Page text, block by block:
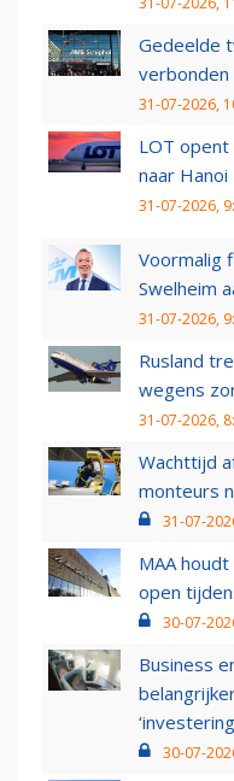
Gedeelde
verbonden
31-07-2026,
LOT
naar Hanoi
31-07-2026,
Voormalig
Swelheim
31-07-2026,
Rusland
wegens
31-07-2026,
Wachttijd
monteurs
31-07-
MAA
open
30-07-
Business
30-07-